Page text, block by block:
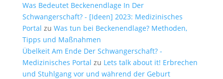
Was Bedeutet Beckenendlage In Der
Schwangerschaft? - [Ideen] 2023: Medizinisches
Portal zu Was tun bei Beckenendlage? Methoden,
Tipps und Maßnahmen
Übelkeit Am Ende Der Schwangerschaft? -
Medizinisches Portal zu Lets talk about it! Erbrechen
und Stuhlgang vor und während der Geburt